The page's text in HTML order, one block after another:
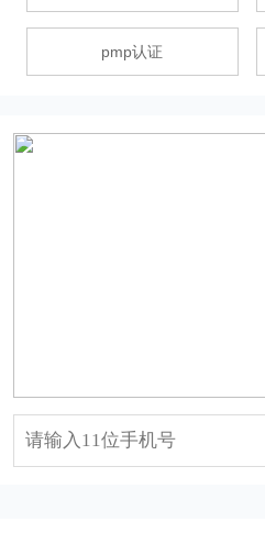
pmp认证